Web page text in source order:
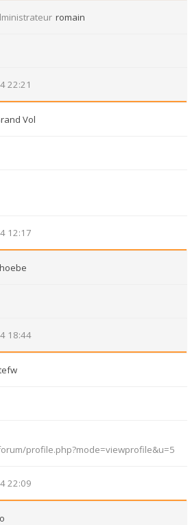
romain
22:21
Vol
12:17
18:44
profile.php?mode=viewprofile&u=5
22:09